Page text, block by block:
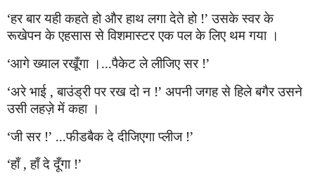
‘हर बार यही कहते हो और हाथ लगा देते हो !’ उसके स्वर के
रूखेपन के एहसास से विशमास्टर एक पल के लिए थम गया ।
‘आगे ख्याल रखूँगा ।...पैकेट ले लीजिएसर !’
‘अरे भाई , बाउंड्री पर रख दो न !’ अपनी जगह से हिले बगैर उसने
उसी लहज़ेमें कहा ।
‘जी सर !’ ...फीडबैक दे दीजिएगा प्लीज !’
‘हाँ,हाँदेदूँगा !’